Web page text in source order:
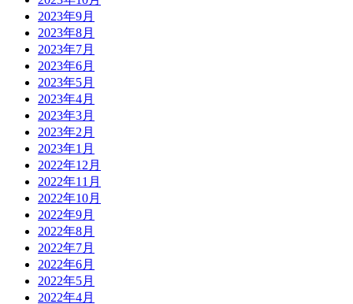
2023年9月
2023年8月
2023年7月
2023年6月
2023年5月
2023年4月
2023年3月
2023年2月
2023年1月
2022年12月
2022年11月
2022年10月
2022年9月
2022年8月
2022年7月
2022年6月
2022年5月
2022年4月